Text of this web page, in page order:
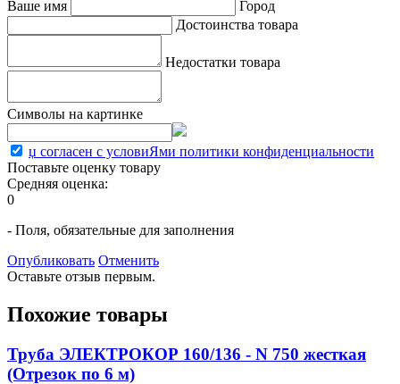
Ваше имя
Город
Достоинства товара
Недостатки товара
Символы на картинке
џ согласен с условиЯми политики конфиденциальности
Поставьте оценку товару
Средняя оценка:
0
- Поля, обязательные для заполнения
Опубликовать Отменить
Оставьте отзыв первым.
Похожие товары
Труба ЭЛЕКТРОКОР 160/136 - N 750 жесткая
(Отрезок по 6 м)